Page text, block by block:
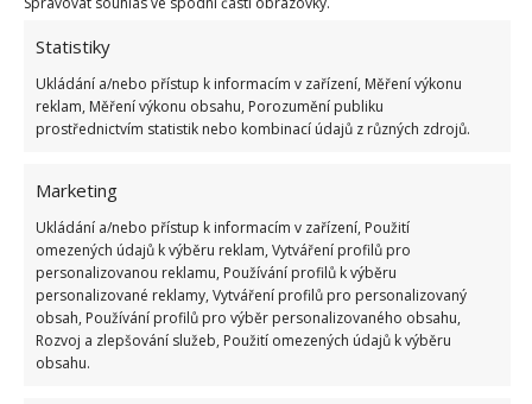
Statistiky
Ukládání a/nebo přístup k informacím v zařízení, Měření výkonu
reklam, Měření výkonu obsahu, Porozumění publiku
prostřednictvím statistik nebo kombinací údajů z různých zdrojů.
Marketing
Ukládání a/nebo přístup k informacím v zařízení, Použití
omezených údajů k výběru reklam, Vytváření profilů pro
personalizovanou reklamu, Používání profilů k výběru
personalizované reklamy, Vytváření profilů pro personalizovaný
obsah, Používání profilů pro výběr personalizovaného obsahu,
Rozvoj a zlepšování služeb, Použití omezených údajů k výběru
obsahu.
Fotografie: Freepik
Zásuvky na aviváž a prací prostředek
pravidelně otírejte, aby se zde neusazovaly
Omývejte dezinfekcí i buben pračky a čas od
času spusťte cyklus naprázdno s horkou vodou.
Myslete na důsledné vyprazdňování kapes u
oblečení. Například mince totiž mohou buben
pračky poškodit na povrchu poškrabáním.
Snažte se dodržovat objem prádla při praní,